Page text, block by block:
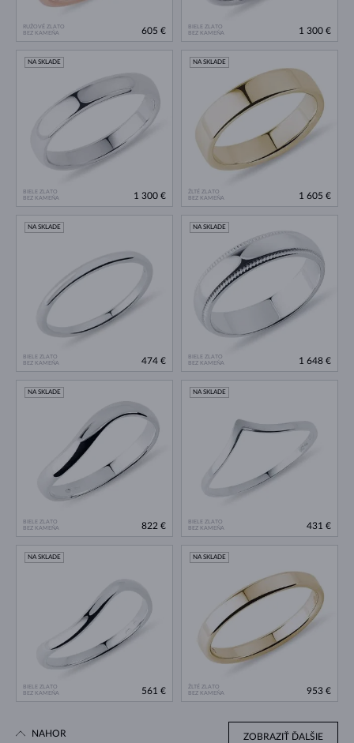
RUŽOVÉ ZLATO
BEZ KAMEŇA
605 €
BIELE ZLATO
BEZ KAMEŇA
1 300 €
BIELE ZLATO
BEZ KAMEŇA
NA SKLADE
1 300 €
ŽLTÉ ZLATO
BEZ KAMEŇA
NA SKLADE
1 605 €
BIELE ZLATO
BEZ KAMEŇA
NA SKLADE
474 €
BIELE ZLATO
BEZ KAMEŇA
NA SKLADE
1 648 €
BIELE ZLATO
BEZ KAMEŇA
NA SKLADE
822 €
BIELE ZLATO
BEZ KAMEŇA
NA SKLADE
431 €
BIELE ZLATO
BEZ KAMEŇA
NA SKLADE
561 €
ŽLTÉ ZLATO
BEZ KAMEŇA
NA SKLADE
953 €
ZOBRAZIŤ ĎALŠIE
NAHOR